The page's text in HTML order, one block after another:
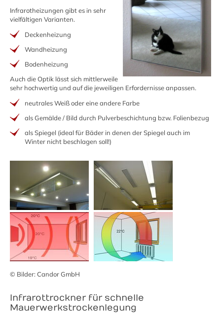
Infrarotheizungen gibt es in sehr
vielfältigen Varianten.
Deckenheizung
Wandheizung
Bodenheizung
Auch die Optik lässt sich mittlerweile
sehr hochwertig und auf die jeweiligen Erfordernisse anpassen.
neutrales Weiß oder eine andere Farbe
als Gemälde / Bild durch Pulverbeschichtung bzw. Folienbezug
als Spiegel (ideal für Bäder in denen der Spiegel auch im
Winter nicht beschlagen soll!)
© Bilder: Candor GmbH
Infrarottrockner für schnelle
Mauerwerkstrockenlegung